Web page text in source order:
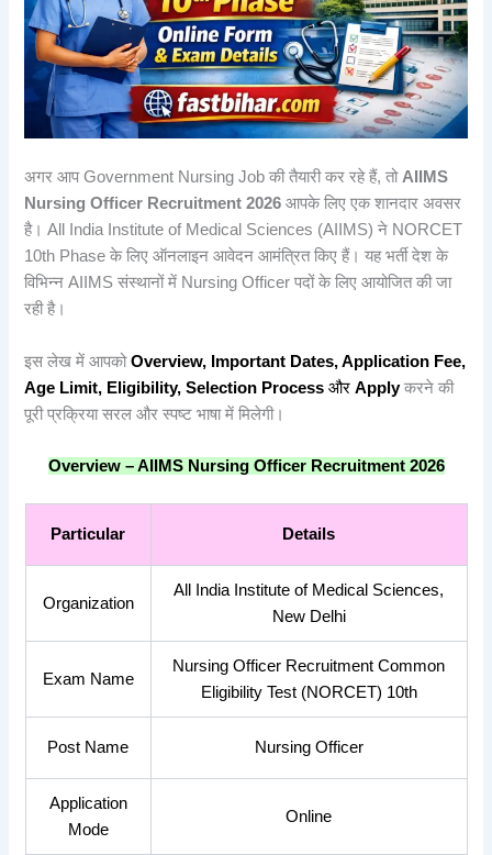
अगर आप Government Nursing Job की तैयारी कर रहे हैं, तोAIIMS
Nursing Officer Recruitment 2026 आपके लिए एक शानदार अवसर
है। All India Institute of Medical Sciences (AIIMS) ने NORCET
10th Phase के लिए ऑनलाइन आवेदन आमंत्रित किए हैं। यह भर्ती देश के
विभिन्न AIIMS संस्थानों में Nursing Officer पदों के लिए आयोजित की जा
रही है।
इस लेख में आपकोOverview, Important Dates, Application Fee,
Age Limit, Eligibility, Selection Processऔर Applyकरने की
पूरी प्रक्रिया सरल और स्पष्ट भाषा में मिलेगी।
Overview –AIIMS Nursing Officer Recruitment 2026
Particular Details
Organization
All India Institute of Medical Sciences,
New Delhi
Exam Name
Nursing Officer Recruitment Common
Eligibility Test (NORCET) 10th
Post Name Nursing Officer
Application
Mode
Online